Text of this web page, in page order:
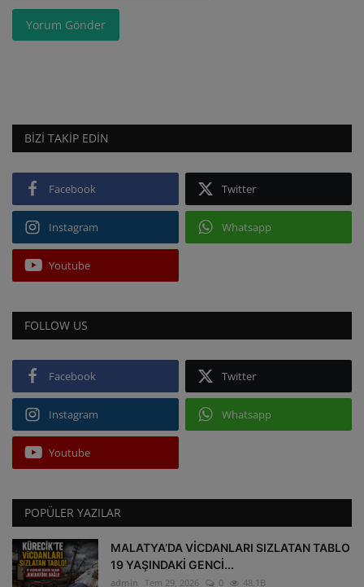
Yorum Gönder
BIZI TAKIP EDIN
Facebook Twitter
Instagram Whatsapp
Youtube
FOLLOW US
Facebook Twitter
Instagram Whatsapp
Youtube
POPÜLER YAZILAR
MALATYA’DA VİCDANLARI SIZLATAN TABLO
19 YAŞINDAKİ GENCİ...
admin Tem 29, 2026 0 48.1B